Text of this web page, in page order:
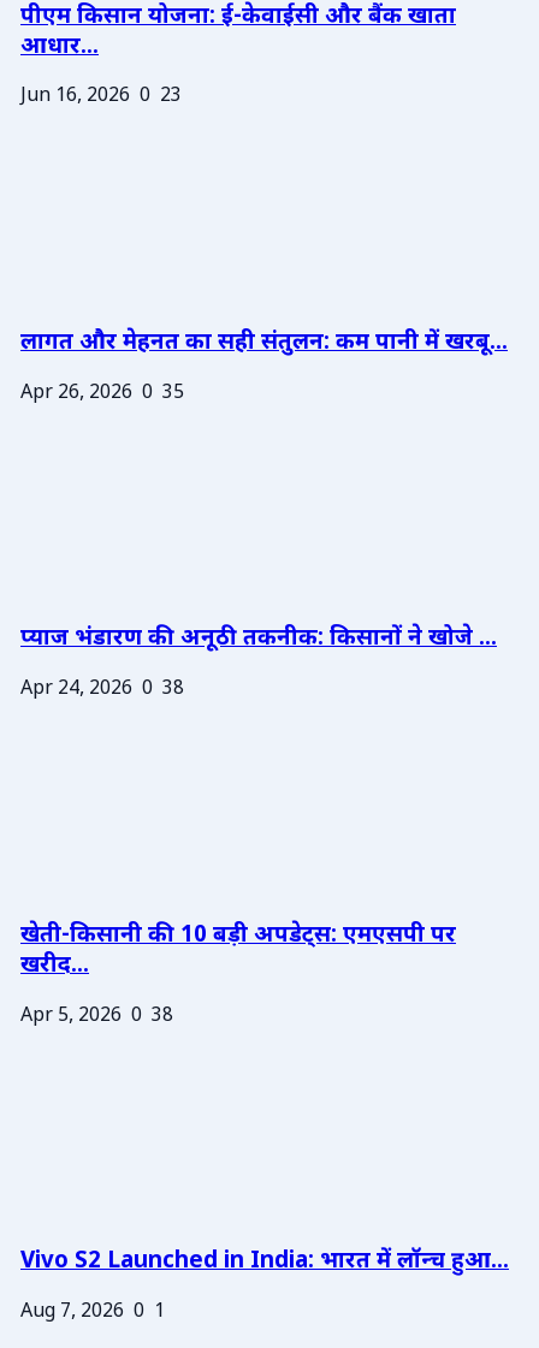
पीएम किसान योजना: ई-केवाईसी और बैंक खाता
आधार...
Jun 16, 2026 0 23
लागत और मेहनत का सही संतुलन: कम पानी में खरबू...
Apr 26, 2026 0 35
प्याज भंडारण की अनूठी तकनीक: किसानों ने खोजे ...
Apr 24, 2026 0 38
खेती-किसानी की 10 बड़ी अपडेट्स: एमएसपी पर
खरीद...
Apr 5, 2026 0 38
Vivo S2 Launched in India: भारत में लॉन्च हुआ...
Aug 7, 2026 0 1